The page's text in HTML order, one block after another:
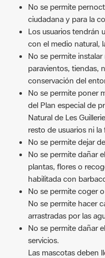
No se permite
ciudadana y para la
Los usuarios tendrán
con el medio natural,
No se permite
paravientos, tiendas,
conservación del
No se permite poner
del Plan especial de
Natural de Les
resto de usuarios ni
No se permite dejar
No se permite dañar
plantas, flores o
habilitada con
No se permite coger
No se permite hacer
arrastradas por las
No se permite dañar
servicios.
Las mascotas deben